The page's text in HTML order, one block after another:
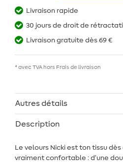
Livraison rapide
30 jours de droit de
Livraison gratuite dès 69 €
* avec TVA hors Frais de livraison
Autres détails
Description
Le velours Nicki est ton tissu dès
vraiment confortable : d’une